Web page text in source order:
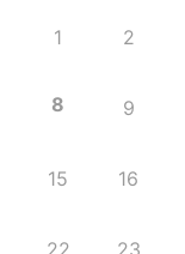
1 2
8 9
15 16